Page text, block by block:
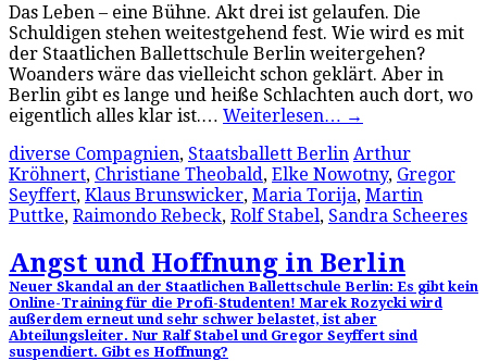
Das Leben – eine Bühne. Akt drei ist gelaufen. Die
Schuldigen stehen weitestgehend fest. Wie wird es mit
der Staatlichen Ballettschule Berlin weitergehen?
Woanders wäre das vielleicht schon geklärt. Aber in
Berlin gibt es lange und heiße Schlachten auch dort, wo
eigentlich alles klar ist.… Weiterlesen… →
diverse Compagnien, Staatsballett Berlin Arthur
Kröhnert, Christiane Theobald, Elke Nowotny, Gregor
Seyffert, Klaus Brunswicker, Maria Torija, Martin
Puttke, Raimondo Rebeck, Rolf Stabel, Sandra Scheeres
Angst und Hoffnung in Berlin
Neuer Skandal an der Staatlichen Ballettschule Berlin: Es gibt kein
Online-Training für die Profi-Studenten! Marek Rozycki wird
außerdem erneut und sehr schwer belastet, ist aber
Abteilungsleiter. Nur Ralf Stabel und Gregor Seyffert sind
suspendiert. Gibt es Hoffnung?